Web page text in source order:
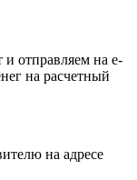
и отправляем на e-
на расчетный
на адресе